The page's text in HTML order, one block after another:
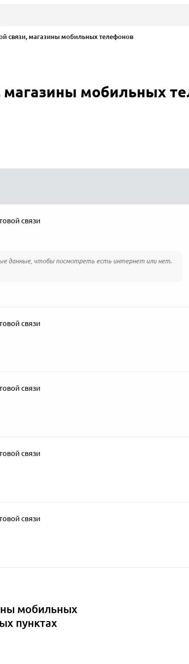
связи, магазины мобильных телефонов
магазины мобильных
связи
данные, чтобы посмотреть есть интернет или нет.
связи
связи
связи
связи
мобильных
пунктах